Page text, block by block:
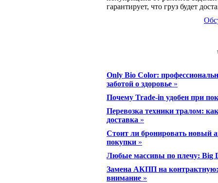
гарантирует, что груз будет
Only Bio Color:
заботой о здоровье »
Почему Trade-in удобен при
Перевозка техники тралом:
доставка »
Стоит ли бронировать новый
покупки »
Любые массивы по плечу: Big
Замена АКПП на контрактную:
внимание »